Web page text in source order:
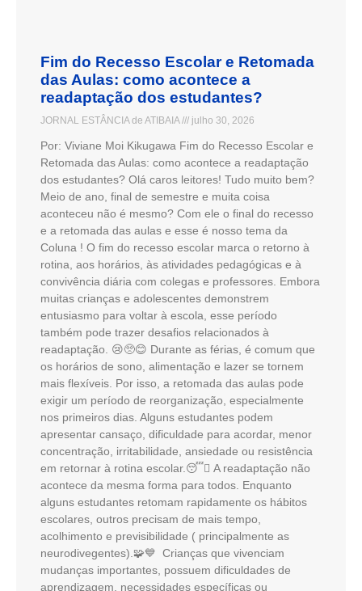
Fim do Recesso Escolar e Retomada
das Aulas: como acontece a
readaptação dos estudantes?
JORNAL ESTÂNCIA de ATIBAIA julho 30, 2026
Por: Viviane Moi Kikugawa Fim do Recesso Escolar e
Retomada das Aulas: como acontece a readaptação
dos estudantes? Olá caros leitores! Tudo muito bem?
Meio de ano, final de semestre e muita coisa
aconteceu não é mesmo? Com ele o final do recesso
e a retomada das aulas e esse é nosso tema da
Coluna ! O fim do recesso escolar marca o retorno à
rotina, aos horários, às atividades pedagógicas e à
convivência diária com colegas e professores. Embora
muitas crianças e adolescentes demonstrem
entusiasmo para voltar à escola, esse período
também pode trazer desafios relacionados à
readaptação. 😢🥺😊 Durante as férias, é comum que
os horários de sono, alimentação e lazer se tornem
mais flexíveis. Por isso, a retomada das aulas pode
exigir um período de reorganização, especialmente
nos primeiros dias. Alguns estudantes podem
apresentar cansaço, dificuldade para acordar, menor
concentração, irritabilidade, ansiedade ou resistência
em retornar à rotina escolar.😴🫩 A readaptação não
acontece da mesma forma para todos. Enquanto
alguns estudantes retomam rapidamente os hábitos
escolares, outros precisam de mais tempo,
acolhimento e previsibilidade ( principalmente as
neurodivegentes).🧩💙 Crianças que vivenciam
mudanças importantes, possuem dificuldades de
aprendizagem, necessidades específicas ou